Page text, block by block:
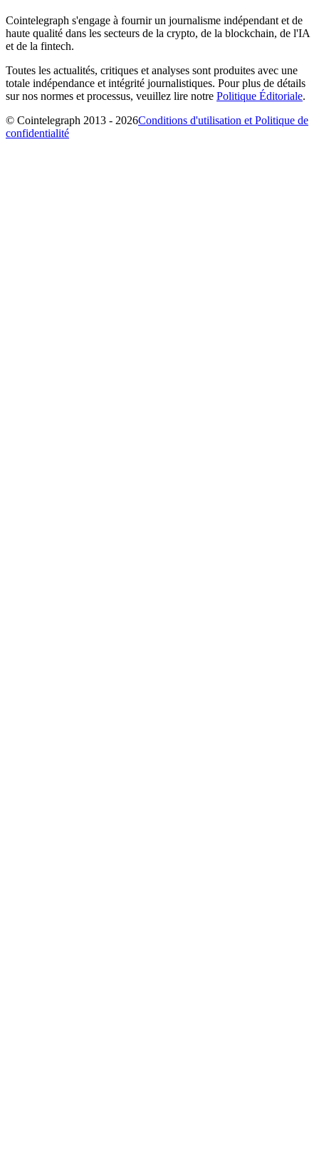
Cointelegraph s'engage à fournir un journalisme indépendant et de
haute qualité dans les secteurs de la crypto, de la blockchain, de l'IA
et de la fintech.
Toutes les actualités, critiques et analyses sont produites avec une
totale indépendance et intégrité journalistiques. Pour plus de détails
sur nos normes et processus, veuillez lire notre Politique Éditoriale.
© Cointelegraph 2013 - 2026Conditions d'utilisation et Politique de
confidentialité